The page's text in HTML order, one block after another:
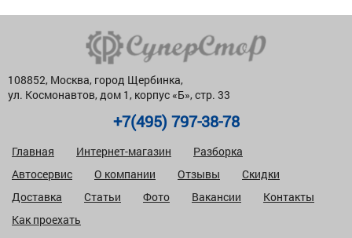
108852, Москва, город Щербинка,
ул. Космонавтов, дом 1, корпус «Б», стр. 33
+7(495) 797-38-78
Главная Интернет-магазин
Разборка
Автосервис
О компании Отзывы
Скидки
Доставка
Статьи Фото Вакансии
Контакты
Как проехать